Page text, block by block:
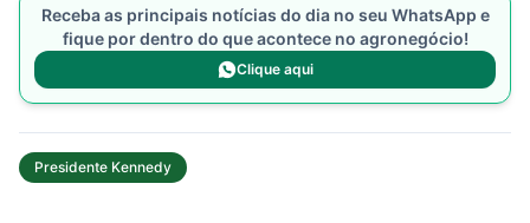
Receba as principais notícias do dia no seu WhatsApp e
fique por dentro do que acontece no agronegócio!
Clique aqui
Presidente Kennedy